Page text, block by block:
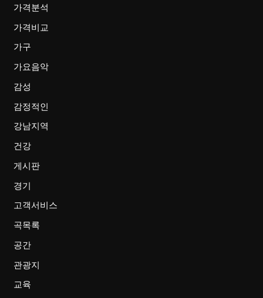
가격분석
가격비교
가구
가요음악
감성
감정적인
강남지역
건강
게시판
경기
고객서비스
곡목록
공간
관광지
교육